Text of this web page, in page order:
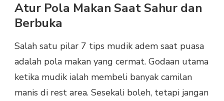
Atur Pola Makan Saat Sahur dan
Berbuka
Salah satu pilar 7 tips mudik adem saat puasa
adalah pola makan yang cermat. Godaan utama
ketika mudik ialah membeli banyak camilan
manis di rest area. Sesekali boleh, tetapi jangan